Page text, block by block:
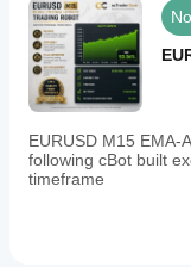
EURUSD M15 EMA-
following cBot built
timeframe